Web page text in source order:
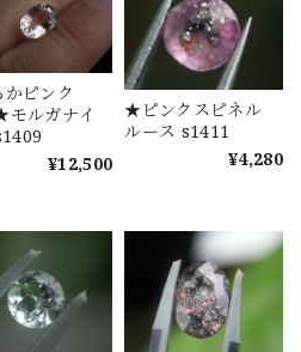
かピンク
ルガナイ
¥12,500
★ピンクスピネル
ルース s1411
¥4,280